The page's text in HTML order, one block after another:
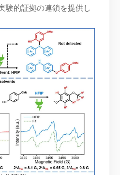
験的証拠の連鎖を提供し